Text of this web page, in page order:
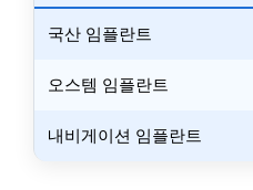
국산 임플란트
오스템 임플란트
내비게이션 임플란트